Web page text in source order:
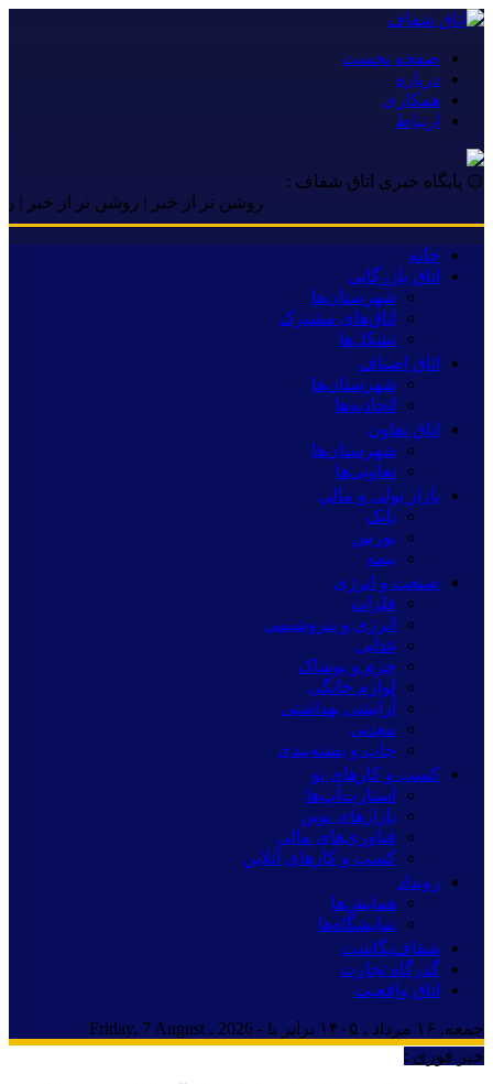
صفحه نخست
درباره
همکاری
ارتباط
۞ پایگاه خبری اتاق شفاف :
روشن تر از خبر | روشن تر از خبر | روشن
خانه
اتاق بازرگانی
شهرستان‌ها
اتاق‌های مشترک
تشکل‌ها
اتاق اصناف
شهرستان‌ها
اتحادیه‌ها
اتاق تعاون
شهرستان‌ها
تعاونی‌ها
بازار پولی و مالی
بانک
بورس
بیمه
صنعت و انرژی
فلزات
انرژی و پتروشیمی
غذایی
چرم و پوشاک
لوازم خانگی
آرایشی بهداشتی
معدنی
چاپ و بسته‌بندی
کسب و کارهای نو
استارت‌آپ‌ها
بازارهای نوین
فناوری‌های مالی
کسب و کارهای آنلاین
رویداد
همایش‌ها
نمایشگاه‌ها
شفاف‌نگاشت
گذرگاه تجارت
اتاق واقعیت
جمعه, ۱۶ مرداد , ۱۴۰۵ برابر با - Friday, 7 August , 2026
خبر فوری :